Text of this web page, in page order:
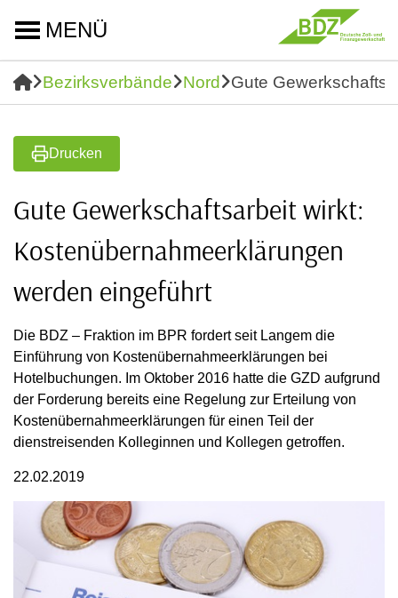
MENÜ
Bezirksverbände Nord Gute
Drucken
Gute Gewerkschaftsarbeit wirkt:
Kostenübernahmeerklärungen
werden eingeführt
Die BDZ – Fraktion im BPR fordert seit Langem die
Einführung von Kostenübernahmeerklärungen bei
Hotelbuchungen. Im Oktober 2016 hatte die GZD aufgrund
der Forderung bereits eine Regelung zur Erteilung von
Kostenübernahmeerklärungen für einen Teil der
dienstreisenden Kolleginnen und Kollegen getroffen.
22.02.2019